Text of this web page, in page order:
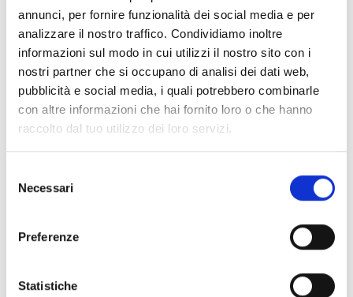
annunci, per fornire funzionalità dei social media e per
analizzare il nostro traffico. Condividiamo inoltre
informazioni sul modo in cui utilizzi il nostro sito con i
nostri partner che si occupano di analisi dei dati web,
pubblicità e social media, i quali potrebbero combinarle
con altre informazioni che hai fornito loro o che hanno
raccolto dal tuo utilizzo dei loro servizi.
delNecessari
Preferenze
Statistiche
Padrão + Equilíbrio
Começando de
PADRÃO BRANCO
Disponibilidade limitada
Código : edea-ice-motivo-white
€ 142,00